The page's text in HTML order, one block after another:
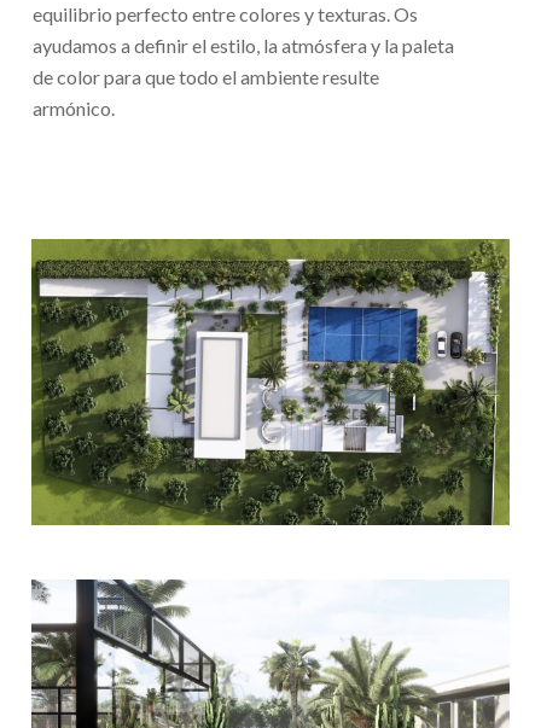
equilibrio perfecto entre colores y texturas. Os
ayudamos a definir el estilo, la atmósfera y la paleta
de color para que todo el ambiente resulte
armónico.